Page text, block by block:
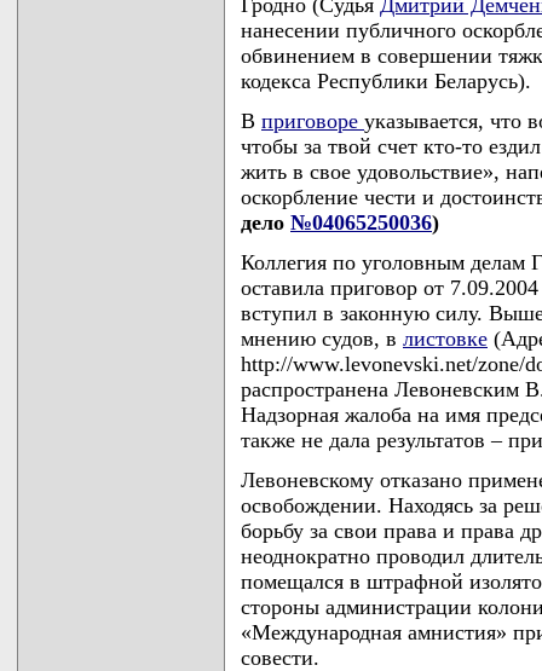
Гродно (Судья Дмитрий
нанесении публичного
обвинением в совершении
кодекса Республики Беларусь).
В приговоре указывается, что
чтобы за твой счет кто-то
жить в свое удовольствие»,
оскорбление чести и
дело №04065250036)
Коллегия по уголовным делам
оставила приговор от
вступил в законную силу.
мнению судов, в листовке
http://www.levonevski.net/zone/
распространена Левоневским
Надзорная жалоба на имя
также не дала результатов –
Левоневскому отказано
освобождении. Находясь за
борьбу за свои права и права
неоднократно проводил
помещался в штрафной
стороны администрации
«Международная амнистия»
совести.